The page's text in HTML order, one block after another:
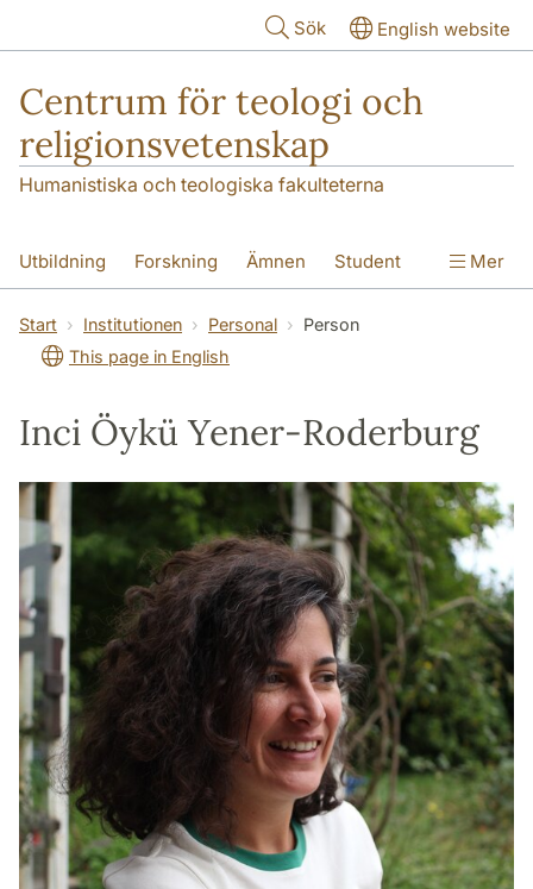
Sök English website
Centrum för teologi och
religionsvetenskap
Humanistiska och teologiska fakulteterna
Utbildning Forskning Ämnen Student
Institutionen
Mer
Start Institutionen Personal
Person
This page in English
Inci Öykü Yener-Roderburg